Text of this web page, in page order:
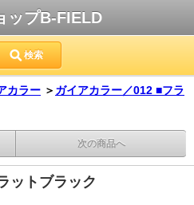
ップB-FIELD
検索
カラー ＞ ガイアカラー／012 ■フラ
次の商品へ
ットブラック